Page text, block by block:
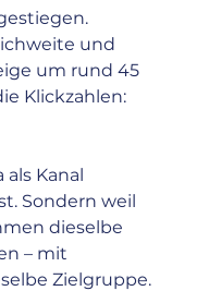
und
um rund 45
Klickzahlen:
als Kanal
Sondern weil
dieselbe
– mit
Zielgruppe.